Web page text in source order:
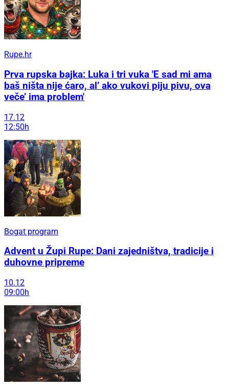
Rupe.hr
Prva rupska bajka: Luka i tri vuka 'E sad mi ama
baš ništa nije ćaro, al’ ako vukovi piju pivu, ova
veče’ ima problem'
17.12
12:50h
Bogat program
Advent u Župi Rupe: Dani zajedništva, tradicije i
duhovne pripreme
10.12
09:00h